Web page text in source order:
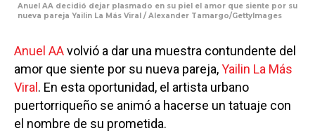
Anuel AA decidió dejar plasmado en su piel el amor que siente por su
nueva pareja Yailin La Más Viral / Alexander Tamargo/GettyImages
Anuel AAvolvió a dar una muestra contundente del
amor que siente por su nueva pareja,Yailin La Más
Viral. En esta oportunidad, el artista urbano
puertorriqueño se animó a hacerse un tatuaje con
el nombre de su prometida.